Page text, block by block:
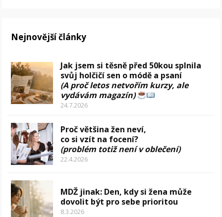
Nejnovější články
Jak jsem si těsně před 50kou splnila
svůj holčičí sen o módě a psaní
(A proč letos netvořím kurzy, ale
vydávám magazín)
24.7.2026
Proč většina žen neví,
co si vzít na focení?
(problém totiž není v oblečení)
22.4.2026
MDŽ jinak: Den, kdy si žena může
dovolit být pro sebe prioritou
8.3.2026